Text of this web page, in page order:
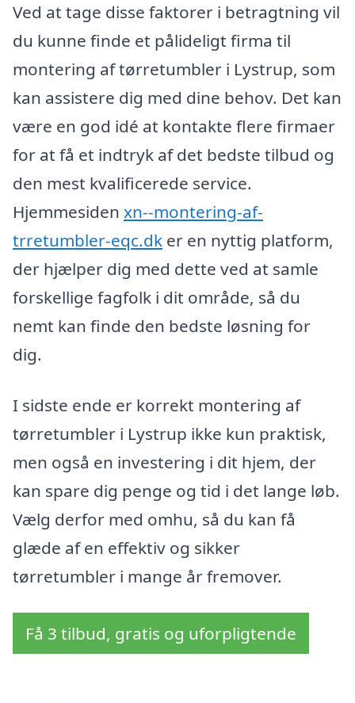
Ved at tage disse faktorer i betragtning vil
du kunne finde et pålideligt firma til
montering af tørretumbler i Lystrup, som
kan assistere dig med dine behov. Det kan
være en god idé at kontakte flere firmaer
for at få et indtryk af det bedste tilbud og
den mest kvalificerede service.
Hjemmesiden xn--montering-af-
trretumbler-eqc.dk er en nyttig platform,
der hjælper dig med dette ved at samle
forskellige fagfolk i dit område, så du
nemt kan finde den bedste løsning for
dig.
I sidste ende er korrekt montering af
tørretumbler i Lystrup ikke kun praktisk,
men også en investering i dit hjem, der
kan spare dig penge og tid i det lange løb.
Vælg derfor med omhu, så du kan få
glæde af en effektiv og sikker
tørretumbler i mange år fremover.
Få 3 tilbud, gratis og uforpligtende